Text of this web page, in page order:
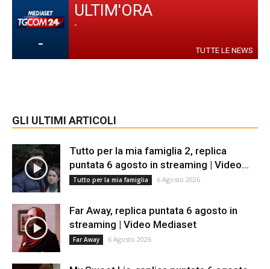
-
ULTIM'ORA
-
TUTTE LE NEWS
GLI ULTIMI ARTICOLI
Tutto per la mia famiglia 2, replica
puntata 6 agosto in streaming | Video...
Tutto per la mia famiglia 6 Agosto 2026
Far Away, replica puntata 6 agosto in
streaming | Video Mediaset
Far Away 6 Agosto 2026